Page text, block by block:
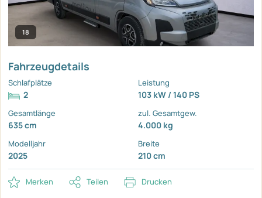
18
Fahrzeugdetails
Schlafplätze
2
Leistung
103 kW / 140 PS
Gesamtlänge
635 cm
zul. Gesamtgew.
4.000 kg
Modelljahr
2025
Breite
210 cm
Merken Teilen Drucken